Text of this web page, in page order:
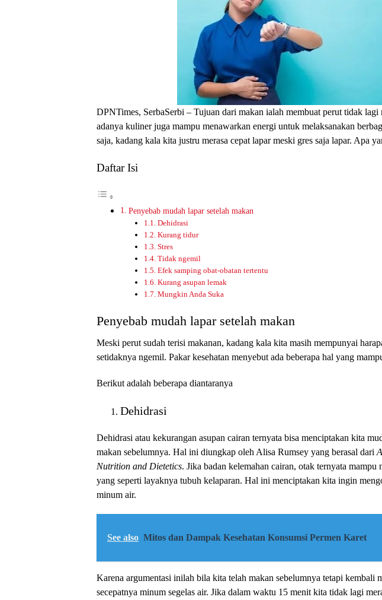
DPNTimes, SerbaSerbi – Tujuan dari makan ialah membuat perut tidak lagi
adanya kuliner juga mampu menawarkan energi untuk melaksanakan
saja, kadang kala kita justru merasa cepat lapar meski gres saja lapar. Apa
Daftar Isi
Penyebab mudah lapar setelah makan
Dehidrasi
Kurang tidur
Stres
Tidak ngemil
Efek samping obat-obatan tertentu
Kurang asupan lemak
Mungkin Anda Suka
Penyebab mudah lapar setelah makan
Meski perut sudah terisi makanan, kadang kala kita masih mempunyai
setidaknya ngemil. Pakar kesehatan menyebut ada beberapa hal yang
Berikut adalah beberapa diantaranya
Dehidrasi
Dehidrasi atau kekurangan asupan cairan ternyata bisa menciptakan kita
makan sebelumnya. Hal ini diungkap oleh Alisa Rumsey yang berasal dari
Nutrition and Dietetics. Jika badan kelemahan cairan, otak ternyata mampu
yang seperti layaknya tubuh kelaparan. Hal ini menciptakan kita ingin
minum air.
See also Mitos dan Dampak Kesehatan Konsumsi Permen Karet
Karena argumentasi inilah bila kita telah makan sebelumnya tetapi kembali
secepatnya minum segelas air. Jika dalam waktu 15 menit kita tidak lagi